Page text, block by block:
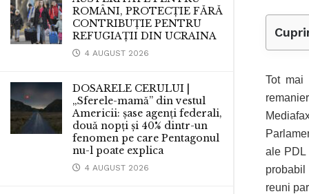
ROMÂNI, PROTECȚIE FĂRĂ
CONTRIBUȚIE PENTRU
REFUGIAȚII DIN UCRAINA
4 AUGUST 2026
DOSARELE CERULUI |
„Sferele-mamă” din vestul
Americii: șase agenți federali,
două nopți și 40% dintr-un
fenomen pe care Pentagonul
nu-l poate explica
4 AUGUST 2026
Tot mai
ale PDL
probabil
reuni